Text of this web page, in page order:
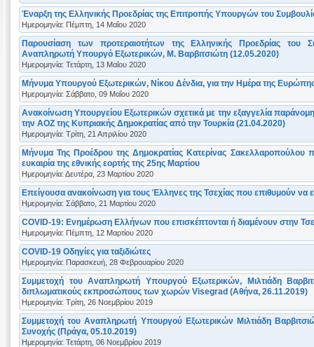
Έναρξη της Ελληνικής Προεδρίας της Επιτροπής Υπουργών του
Ημερομηνία: Πέμπτη, 14 Μαΐου 2020
Παρουσίαση των προτεραιοτήτων της Ελληνικής Προεδρίας
Αναπληρωτή Υπουργό Εξωτερικών, Μ. Βαρβιτσιώτη (12.05.2020)
Ημερομηνία: Τετάρτη, 13 Μαΐου 2020
Μήνυμα Υπουργού Εξωτερικών, Νίκου Δένδια, για την Ημέρα της
Ημερομηνία: Σάββατο, 09 Μαΐου 2020
Ανακοίνωση Υπουργείου Εξωτερικών σχετικά με την εξαγγελία
την ΑΟΖ της Κυπριακής Δημοκρατίας από την Τουρκία (21.04.2020)
Ημερομηνία: Τρίτη, 21 Απριλίου 2020
Μήνυμα Της Προέδρου της Δημοκρατίας Kατερίνας Σακελλαροπούλου
ευκαιρία της εθνικής εορτής της 25ης Μαρτίου
Ημερομηνία: Δευτέρα, 23 Μαρτίου 2020
Επείγουσα ανακοίνωση για τους Έλληνες της Τσεχίας που επιθυμούν να
Ημερομηνία: Σάββατο, 21 Μαρτίου 2020
COVID-19: Ενημέρωση Ελλήνων που επισκέπτονται ή διαμένουν στην
Ημερομηνία: Πέμπτη, 12 Μαρτίου 2020
COVID-19 Οδηγίες για ταξιδιώτες
Ημερομηνία: Παρασκευή, 28 Φεβρουαρίου 2020
Συμμετοχή του Αναπληρωτή Υπουργού Εξωτερικών, Μιλτιάδη
διπλωματικούς εκπροσώπους των χωρών Visegrad (Αθήνα, 26.11.2019)
Ημερομηνία: Τρίτη, 26 Νοεμβρίου 2019
Συμμετοχή του Αναπληρωτή Υπουργού Εξωτερικών Μιλτιάδη
Συνοχής (Πράγα, 05.10.2019)
Ημερομηνία: Τετάρτη, 06 Νοεμβρίου 2019